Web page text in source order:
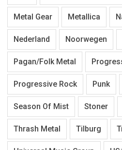
Metal Gear Metallica
Nederland Noorwegen
Pagan/Folk Metal
Progressive Rock Punk
Season Of Mist Stoner
Thrash Metal Tilburg